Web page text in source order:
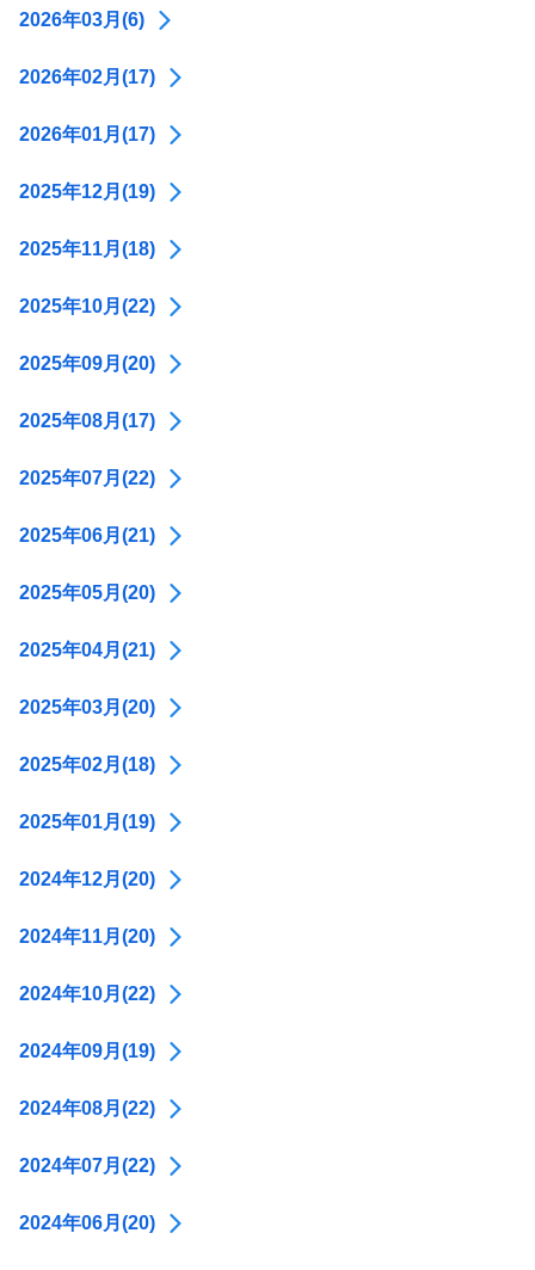
2026年03月(6)
2026年02月(17)
2026年01月(17)
2025年12月(19)
2025年11月(18)
2025年10月(22)
2025年09月(20)
2025年08月(17)
2025年07月(22)
2025年06月(21)
2025年05月(20)
2025年04月(21)
2025年03月(20)
2025年02月(18)
2025年01月(19)
2024年12月(20)
2024年11月(20)
2024年10月(22)
2024年09月(19)
2024年08月(22)
2024年07月(22)
2024年06月(20)